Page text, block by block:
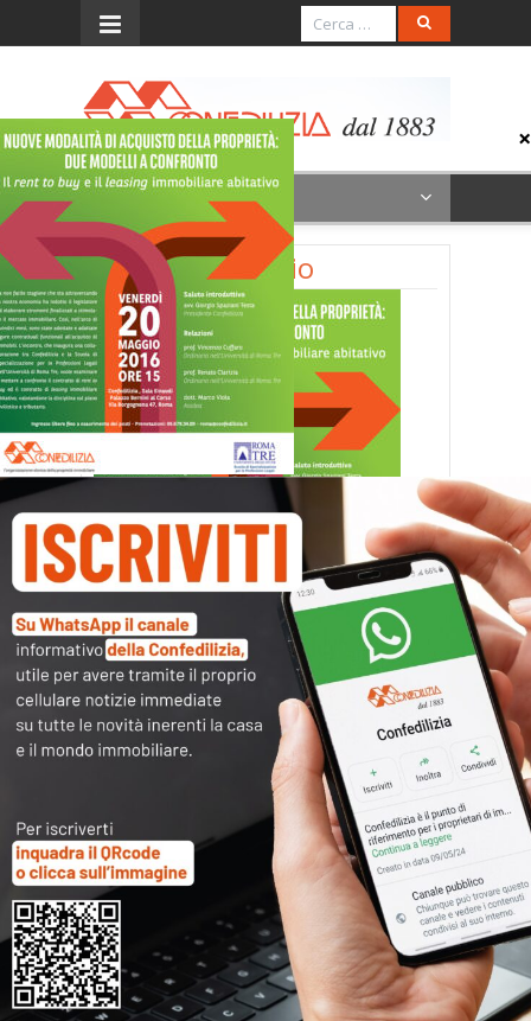
Menu
invito 20 maggio
Archivi
Categorie